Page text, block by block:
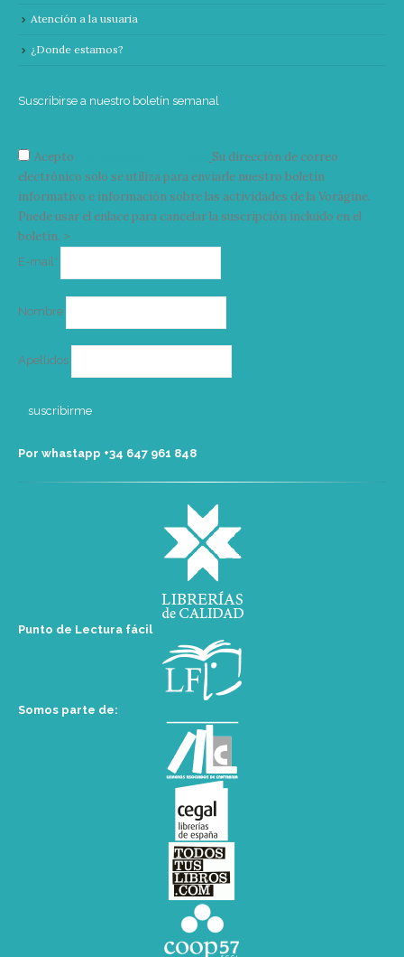
Atención a la usuaria
¿Donde estamos?
Suscribirse a nuestro boletín semanal
Acepto
Su dirección de correo
electrónico solo se utiliza para enviarle nuestro boletín
informativo e información sobre las actividades de la Vorágine.
Puede usar el enlace para cancelar la suscripción incluido en el
boletín. >
E-mail*
Nombre
Apellidos
Por whastapp +34 ‭647 961 848‬
Punto de Lectura fácil
Somos parte de: